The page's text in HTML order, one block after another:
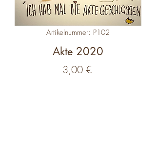
Artikelnummer: P102
Akte 2020
3,00 €Preis